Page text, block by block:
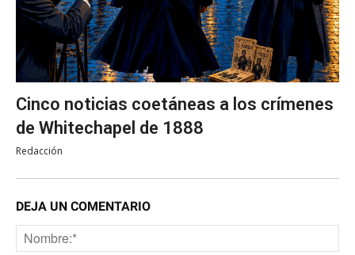
Cinco noticias coetáneas a los crímenes
de Whitechapel de 1888
Redacción
DEJA UN COMENTARIO